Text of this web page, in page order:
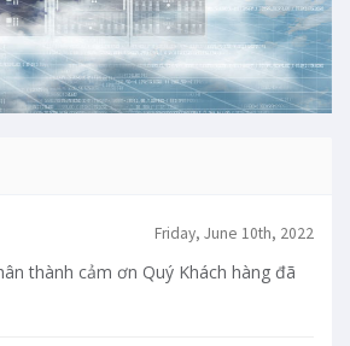
Friday, June 10th, 2022
thành cảm ơn Quý Khách hàng đã